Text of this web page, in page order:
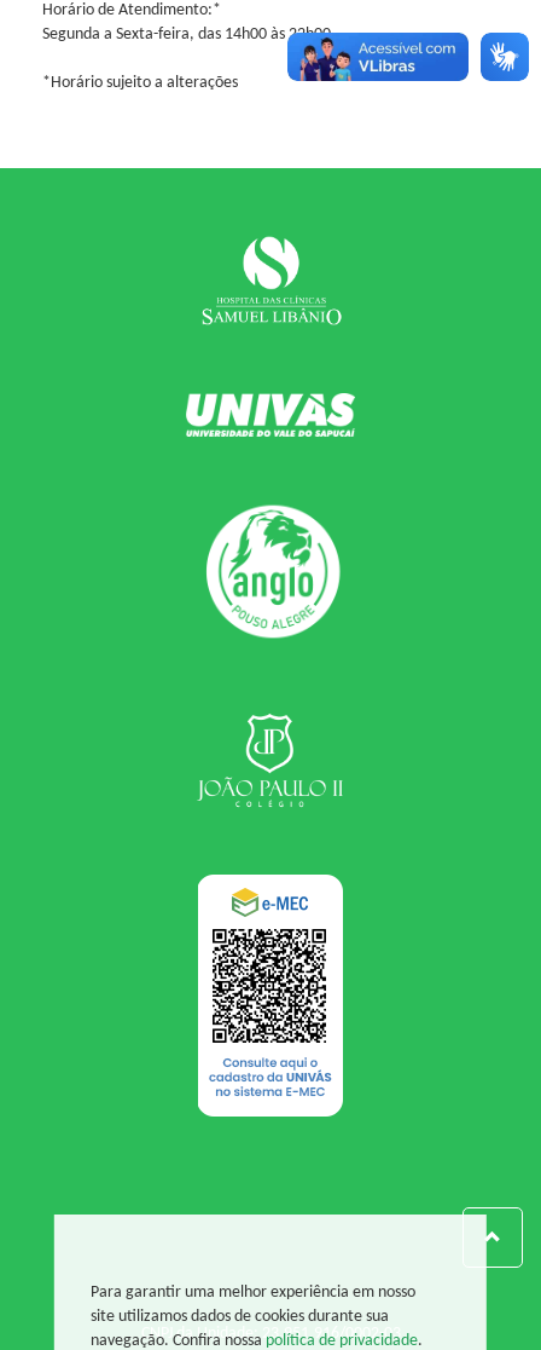
Horário de Atendimento:*
Segunda a Sexta-feira, das 14h00 às 22h00
*Horário sujeito a alterações
CNPJ da Unidade: 23.951.916/0002-03
Para garantir uma melhor experiência em nosso
site utilizamos dados de cookies durante sua
navegação. Confira nossa política de privacidade.